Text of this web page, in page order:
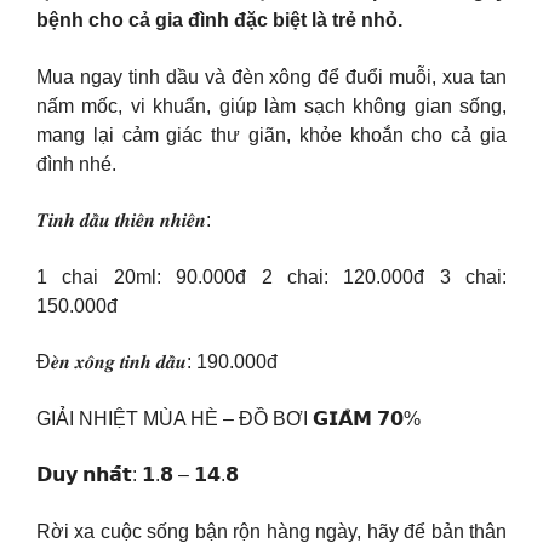
bệnh cho cả gia đình đặc biệt là trẻ nhỏ.
Mua ngay tinh dầu và đèn xông để đuổi muỗi, xua tan
nấm mốc, vi khuẩn, giúp làm sạch không gian sống,
mang lại cảm giác thư giãn, khỏe khoắn cho cả gia
đình nhé.
𝑻𝒊𝒏𝒉 𝒅𝒂̂̀𝒖 𝒕𝒉𝒊𝒆̂𝒏 𝒏𝒉𝒊𝒆̂𝒏:
1 chai 20ml: 90.000đ 2 chai: 120.000đ 3 chai:
150.000đ
Đ𝒆̀𝒏 𝒙𝒐̂𝒏𝒈 𝒕𝒊𝒏𝒉 𝒅𝒂̂̀𝒖: 190.000đ
GIẢI NHIỆT MÙA HÈ – ĐỒ BƠI 𝗚𝗜𝗔̉𝗠 𝟳𝟬%
𝗗𝘂𝘆 𝗻𝗵𝗮̂́𝘁: 𝟭.𝟴 – 𝟭𝟰.𝟴
Rời xa cuộc sống bận rộn hàng ngày, hãy để bản thân